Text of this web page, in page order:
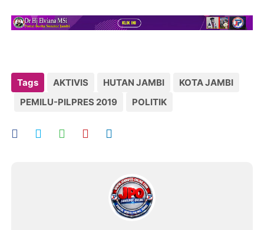
Tags AKTIVIS HUTAN JAMBI
KOTA JAMBI
PEMILU-PILPRES 2019
POLITIK